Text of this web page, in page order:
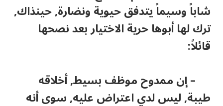
شاباً وسيماً يتدفق حيوية ونضارة, حينذاك,
ترك لها أبوها حرية الاختيار بعد نصحها
قائلاً:
– إن ممدوح موظف بسيط, أخلاقه
طيبة, ليس لدي اعتراض عليه, سوى أنه